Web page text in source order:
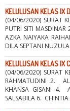
KELULUSAN KELAS
(04/06/2020) SURAT
PUTRI SITI
AZKA NAIYAKA
DILA SEPTANI
KELULUSAN KELAS
(04/06/2020) SURAT
RAHMATUDINI 2.
KHANSA GISANI 4.
SALSABILA 6.